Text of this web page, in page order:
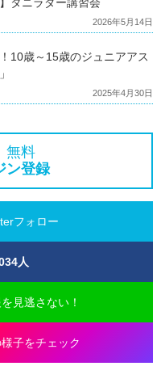
2026年5月14日
10歳～15歳のジュニアアス
2025年4月30日
無料
ン登録
フォロー
人
見逃さない！
子をチェック